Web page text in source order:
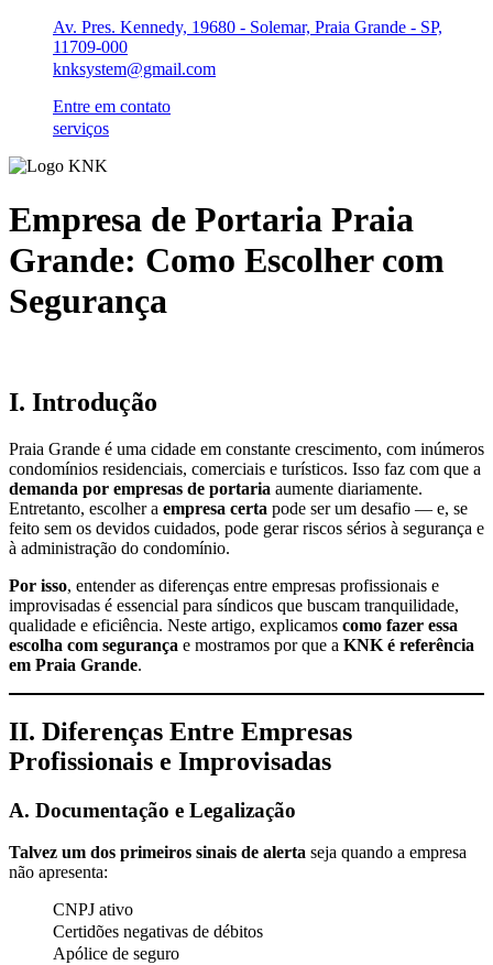
Av. Pres. Kennedy, 19680 - Solemar, Praia Grande - SP,
11709-000
knksystem@gmail.com
Entre em contato
serviços
Empresa de Portaria Praia
Grande: Como Escolher com
Segurança
I. Introdução
Praia Grande é uma cidade em constante crescimento, com inúmeros
condomínios residenciais, comerciais e turísticos. Isso faz com que a
demanda por empresas de portaria aumente diariamente.
Entretanto, escolher a empresa certa pode ser um desafio — e, se
feito sem os devidos cuidados, pode gerar riscos sérios à segurança e
à administração do condomínio.
Por isso, entender as diferenças entre empresas profissionais e
improvisadas é essencial para síndicos que buscam tranquilidade,
qualidade e eficiência. Neste artigo, explicamos como fazer essa
escolha com segurança e mostramos por que a KNK é referência
em Praia Grande.
II. Diferenças Entre Empresas
Profissionais e Improvisadas
A. Documentação e Legalização
Talvez um dos primeiros sinais de alerta seja quando a empresa
não apresenta:
CNPJ ativo
Certidões negativas de débitos
Apólice de seguro